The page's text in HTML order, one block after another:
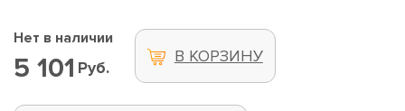
Нет в наличии
5 101 Руб.
В КОРЗИНУ